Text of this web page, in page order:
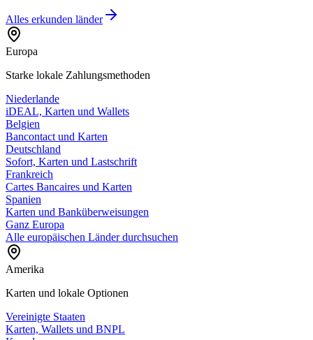
Alles erkunden länder
Europa
Starke lokale Zahlungsmethoden
Niederlande
iDEAL, Karten und Wallets
Belgien
Bancontact und Karten
Deutschland
Sofort, Karten und Lastschrift
Frankreich
Cartes Bancaires und Karten
Spanien
Karten und Banküberweisungen
Ganz Europa
Alle europäischen Länder durchsuchen
Amerika
Karten und lokale Optionen
Vereinigte Staaten
Karten, Wallets und BNPL